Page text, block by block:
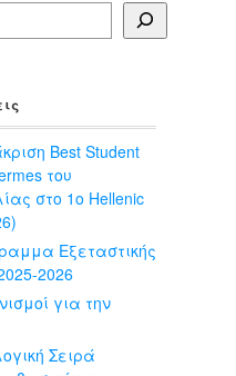
Best Student
του
στο 1ο Hellenic
Εξεταστικής
2026
για την
Σειρά